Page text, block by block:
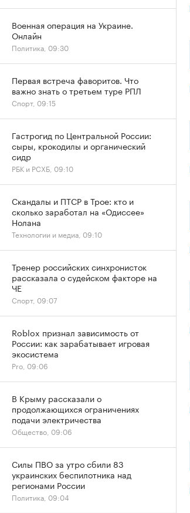
Военная операция на Украине.
Онлайн
Политика, 09:30
Первая встреча фаворитов. Что
важно знать о третьем туре РПЛ
Спорт, 09:15
Гастрогид по Центральной России:
сыры, крокодилы и органический
сидр
РБК и РСХБ, 09:10
Скандалы и ПТСР в Трое: кто и
сколько заработал на «Одиссее»
Нолана
Технологии и медиа, 09:10
Тренер российских синхронисток
рассказала о судейском факторе на
ЧЕ
Спорт, 09:07
Roblox признал зависимость от
России: как зарабатывает игровая
экосистема
Pro, 09:06
В Крыму рассказали о
продолжающихся ограничениях
подачи электричества
Общество, 09:06
Силы ПВО за утро сбили 83
украинских беспилотника над
регионами России
Политика, 09:04